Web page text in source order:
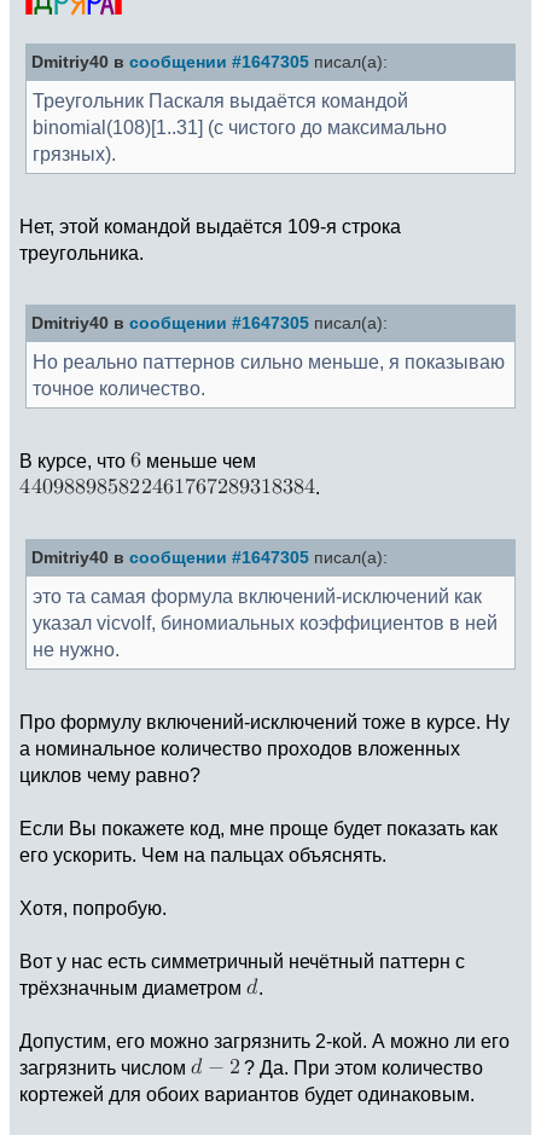
Dmitriy40 в сообщении #1647305 писал(а):
Треугольник Паскаля выдаётся командой
binomial(108)[1..31] (с чистого до максимально
грязных).
Нет, этой командой выдаётся 109-я строка
треугольника.
Dmitriy40 в сообщении #1647305 писал(а):
Но реально паттернов сильно меньше, я показываю
точное количество.
В курсе, что
меньше чем
.
Dmitriy40 в сообщении #1647305 писал(а):
это та самая формула включений-исключений как
указал vicvolf, биномиальных коэффициентов в ней
не нужно.
Про формулу включений-исключений тоже в курсе. Ну
а номинальное количество проходов вложенных
циклов чему равно?
Если Вы покажете код, мне проще будет показать как
его ускорить. Чем на пальцах объяснять.
Хотя, попробую.
Вот у нас есть симметричный нечётный паттерн с
трёхзначным диаметром
.
Допустим, его можно загрязнить 2-кой. А можно ли его
загрязнить числом
? Да. При этом количество
кортежей для обоих вариантов будет одинаковым.